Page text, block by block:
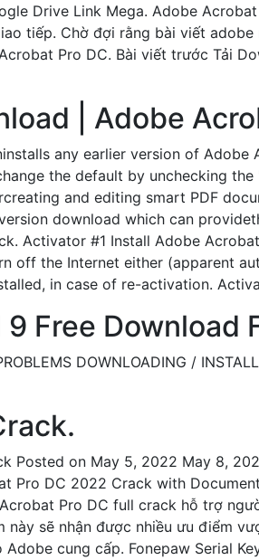
Drive Link Mega. Adobe
tiếp. Chờ đợi rằng bài viết
Pro DC. Bài viết trước Tải
| Adobe
any earlier version of
the default by unchecking
and editing smart PDF
download which can
Activator #1 Install Adobe
off the Internet either (apparent
in case of re-activation.
Free Download
DOWNLOADING /
Posted on May 5, 2022 May 8,
Pro DC 2022 Crack with
Pro DC full crack hỗ trợ
này sẽ nhận được nhiều ưu điểm
cung cấp. Fonepaw Serial